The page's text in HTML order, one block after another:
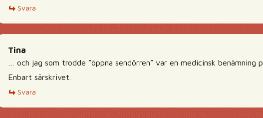
Svara
Tina
… och jag som trodde ”öppna sendörren” var en medicinsk
Enbart särskrivet.
Svara